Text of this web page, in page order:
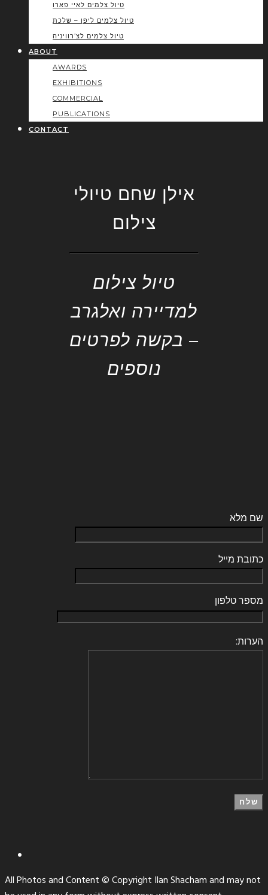
טיול צלמים לאיי פארו
טיול צלמים ליפן – שלכת
טיול צלמים לצ’רוויניה
ABOUT
AWARDS
EXHIBITIONS
COMMERCIAL
PUBLICATIONS
CONTACT
אילן שחם טיולי
צילום
טיול צילום
למדיירה ואלגרב
– בקשה לפרטים
נוספים
שם מלא
כתובת מייל
מספר טלפון
הערות:
All Photos and Content © Copyright Ilan Shacham and may not